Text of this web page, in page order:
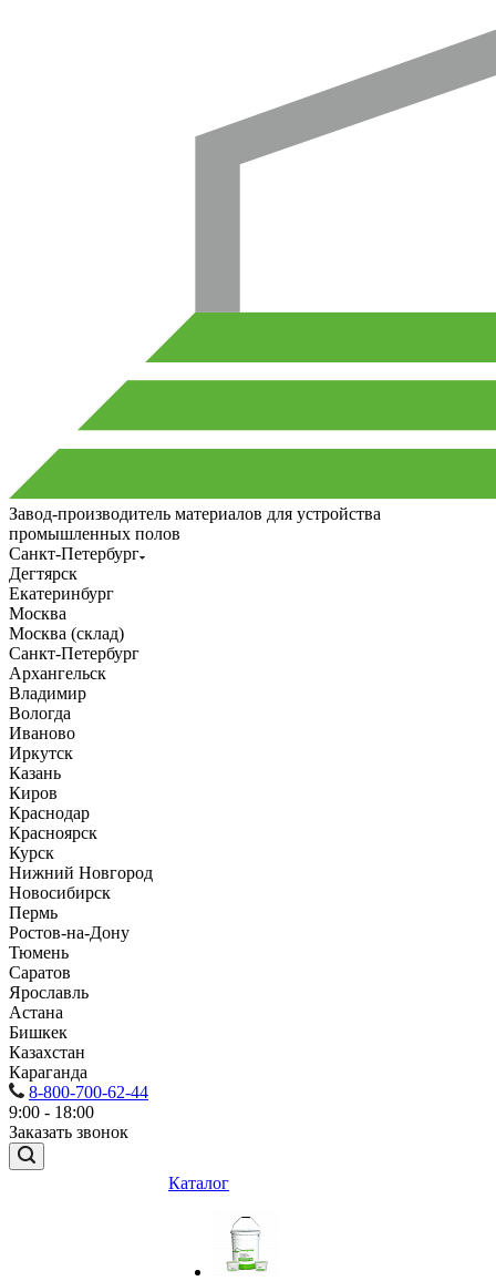
Завод-производитель материалов для устройства
промышленных полов
Санкт-Петербург
Дегтярск
Екатеринбург
Москва
Москва (склад)
Санкт-Петербург
Архангельск
Владимир
Вологда
Иваново
Иркутск
Казань
Киров
Краснодар
Красноярск
Курск
Нижний Новгород
Новосибирск
Пермь
Ростов-на-Дону
Тюмень
Саратов
Ярославль
Астана
Бишкек
Казахстан
Караганда
8-800-700-62-44
9:00 - 18:00
Заказать звонок
Каталог